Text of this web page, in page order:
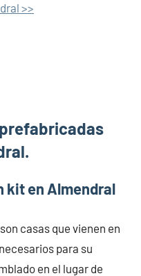
>>
kit en Almendral
casas que vienen en
para su
en el lugar de